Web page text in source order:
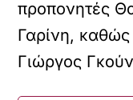
προπονητές
Γαρίνη,
Γιώργος